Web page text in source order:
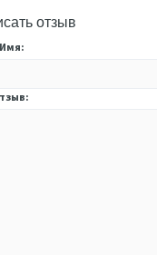
отзыв